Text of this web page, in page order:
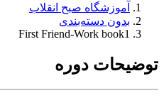
آموزشگاه صبح انقلاب
بدون دسته‌بندی
First Friend-Work book1
توضیحات دوره